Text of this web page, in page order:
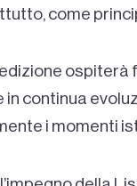
come
ospiterà
in continua
i momenti